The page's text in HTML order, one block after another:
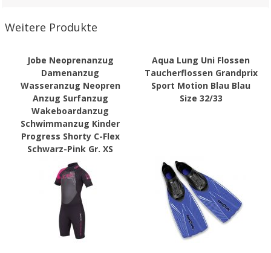
Weitere Produkte
Jobe Neoprenanzug
Damenanzug
Wasseranzug Neopren
Anzug Surfanzug
Wakeboardanzug
Schwimmanzug Kinder
Progress Shorty C-Flex
Schwarz-Pink Gr. XS
Aqua Lung Uni Flossen
Taucherflossen Grandprix
Sport Motion Blau Blau
Size 32/33